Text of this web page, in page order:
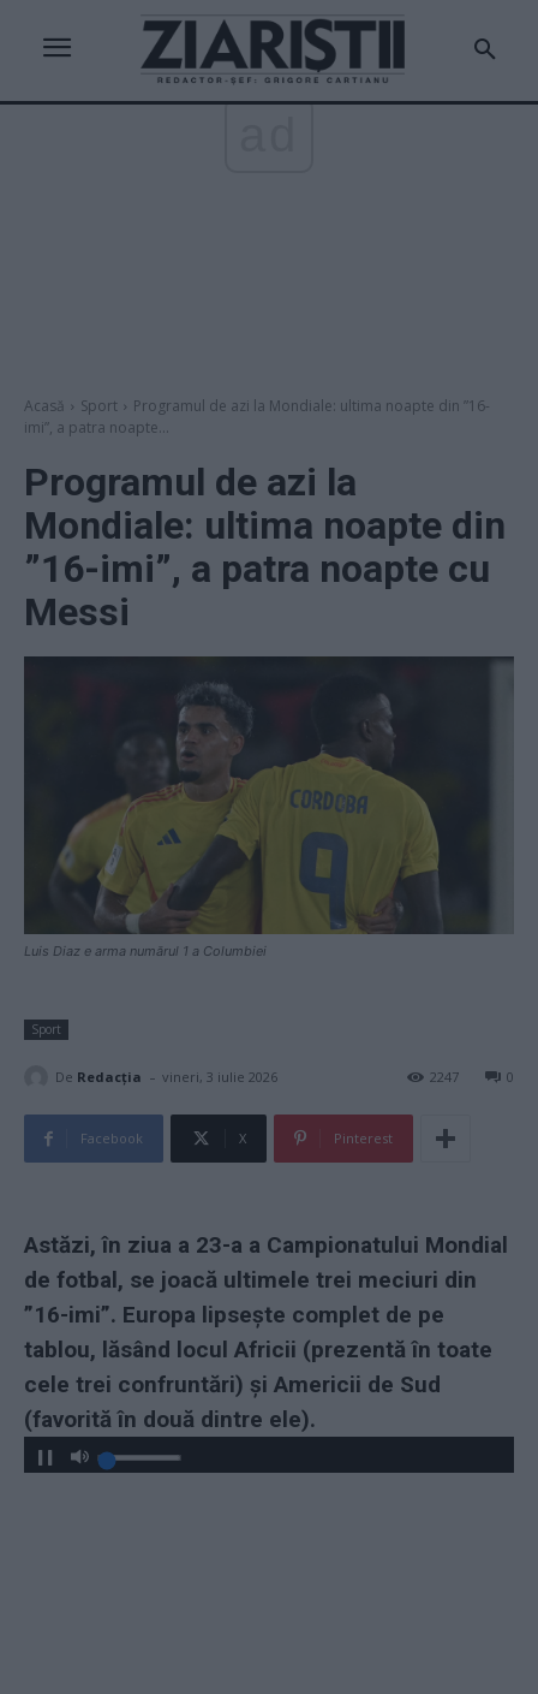
Acasă Sport
Programul de azi la Mondiale: ultima noapte din ”16-
imi”, a patra noapte...
Programul de azi la
Mondiale: ultima noapte din
”16-imi”, a patra noapte cu
Messi
Luis Diaz e arma numărul 1 a Columbiei
Sport
De Redacţia - vineri, 3 iulie 2026 0
2247
Facebook X Pinterest
Astăzi, în ziua a 23-a a Campionatului Mondial
de fotbal, se joacă ultimele trei meciuri din
”16-imi”. Europa lipsește complet de pe
tablou, lăsând locul Africii (prezentă în toate
cele trei confruntări) și Americii de Sud
(favorită în două dintre ele).